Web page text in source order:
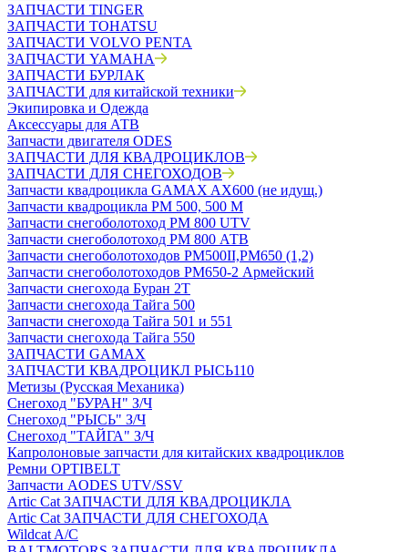
ЗАПЧАСТИ TINGER
ЗАПЧАСТИ TOHATSU
ЗАПЧАСТИ VOLVO PENTA
ЗАПЧАСТИ YAMAHA
ЗАПЧАСТИ БУРЛАК
ЗАПЧАСТИ для китайской техники
Экипировка и Одежда
Аксессуары для АТВ
Запчасти двигателя ODES
ЗАПЧАСТИ ДЛЯ КВАДРОЦИКЛОВ
ЗАПЧАСТИ ДЛЯ СНЕГОХОДОВ
Запчасти квадроцикла GAMAX AX600 (не идущ.)
Запчасти квадроцикла РМ 500, 500 М
Запчасти снегоболотоход РМ 800 UTV
Запчасти снегоболотоход РМ 800 АТВ
Запчасти снегоболотоходов РМ500II,РМ650 (1,2)
Запчасти снегоболотоходов РМ650-2 Армейский
Запчасти снегохода Буран 2Т
Запчасти снегохода Тайга 500
Запчасти снегохода Тайга 501 и 551
Запчасти снегохода Тайга 550
ЗАПЧАСТИ GAMAX
ЗАПЧАСТИ КВАДРОЦИКЛ РЫСЬ110
Метизы (Русская Механика)
Снегоход "БУРАН" З/Ч
Снегоход "РЫСЬ" З/Ч
Снегоход "ТАЙГА" З/Ч
Капролоновые запчасти для китайских квадроциклов
Ремни OPTIBELT
Запчасти AODES UTV/SSV
Artic Cat ЗАПЧАСТИ ДЛЯ КВАДРОЦИКЛА
Artic Cat ЗАПЧАСТИ ДЛЯ СНЕГОХОДА
Wildcat A/C